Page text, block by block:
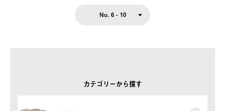
カテゴリーから探す
No. 6 - 10